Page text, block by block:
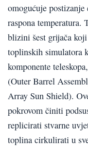
omogućuje
raspona temperatura.
blizini šest grijača
toplinskih simulatora
komponente
(Outer Barrel
Array Sun Shield).
pokrovom činiti
replicirati stvarne
toplina cirkulirati u